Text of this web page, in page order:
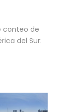
conteo de
del Sur: